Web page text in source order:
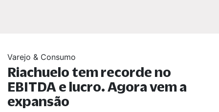
Varejo & Consumo
Riachuelo tem recorde no
EBITDA e lucro. Agora vem a
expansão